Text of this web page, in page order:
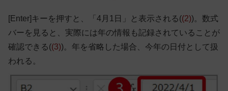
[Enter]キーを押すと、「4月1日」と表示される((2))。数式
バーを見ると、実際には年の情報も記録されていることが
確認できる((3))。年を省略した場合、今年の日付として扱
われる。